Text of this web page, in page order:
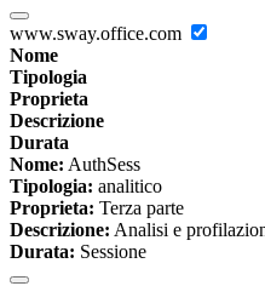
www.sway.office.com
Nome
Tipologia
Proprieta
Descrizione
Durata
Nome: AuthSess
Tipologia: analitico
Proprieta: Terza parte
Descrizione: Analisi e
Durata: Sessione